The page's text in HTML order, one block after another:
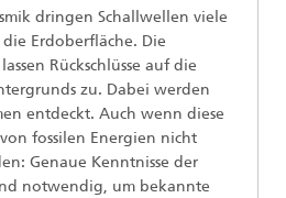
dringen Schallwellen viele
Erdoberfläche. Die
Rückschlüsse auf die
zu. Dabei werden
entdeckt. Auch wenn diese
fossilen Energien nicht
Genaue Kenntnisse der
notwendig, um bekannte